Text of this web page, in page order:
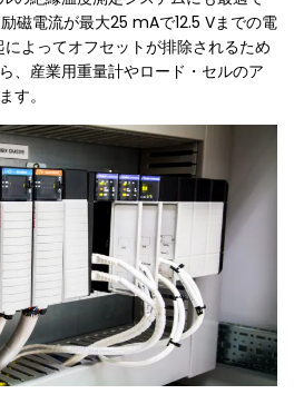
磁電流が最大25 mAで12.5 Vまでの電
よってオフセットが排除されるため
、産業用重量計やロード・セルのア
す。